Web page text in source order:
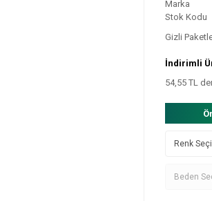
Marka
Stok Kodu
Gizli
İndirimli
54,55 TL